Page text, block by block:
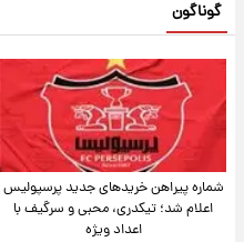
گوناگون
شماره پیراهن خریدهای جدید پرسپولیس
اعلام شد؛ تیکدری، محبی و سرگیف با
اعداد ویژه